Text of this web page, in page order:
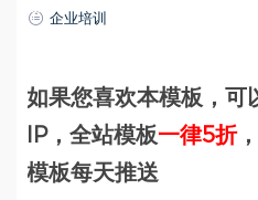
企业培训
如果您喜欢本模板，可
IP，全站模板一律5折
模板每天推送